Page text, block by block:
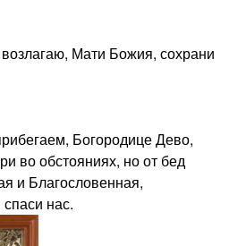
Мати Божия, сохрани
Богородице Дево,
во обстояниях, но от бед
и Благословенная,
нас.